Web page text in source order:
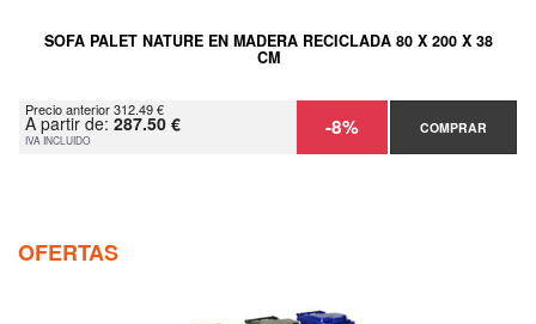
SOFA PALET NATURE EN MADERA RECICLADA 80 X 200 X 38
CM
Precio anterior 312.49 €
A partir de: 287.50 €
IVA INCLUIDO -8% COMPRAR
OFERTAS